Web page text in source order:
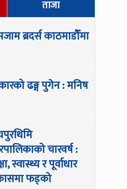
ताजा
ब्रदर्स काठमाडौँमा
ढङ्ग पुगेन : मनिष
चारवर्ष :
स्वास्थ्य र पूर्वाधार
फड्को